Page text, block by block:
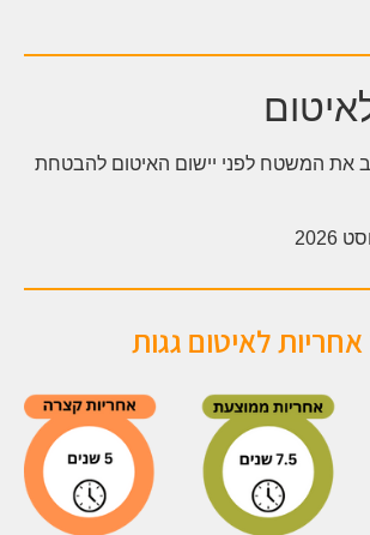
את המשטח לפני יישום האיטום להבטחת
אחריות לאיטום גגות